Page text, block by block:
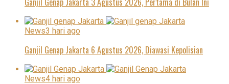
News3 hari ago
Ganjil Genap Jakarta 6 Agustus 2026, Diawasi Kepolisian
News4 hari ago